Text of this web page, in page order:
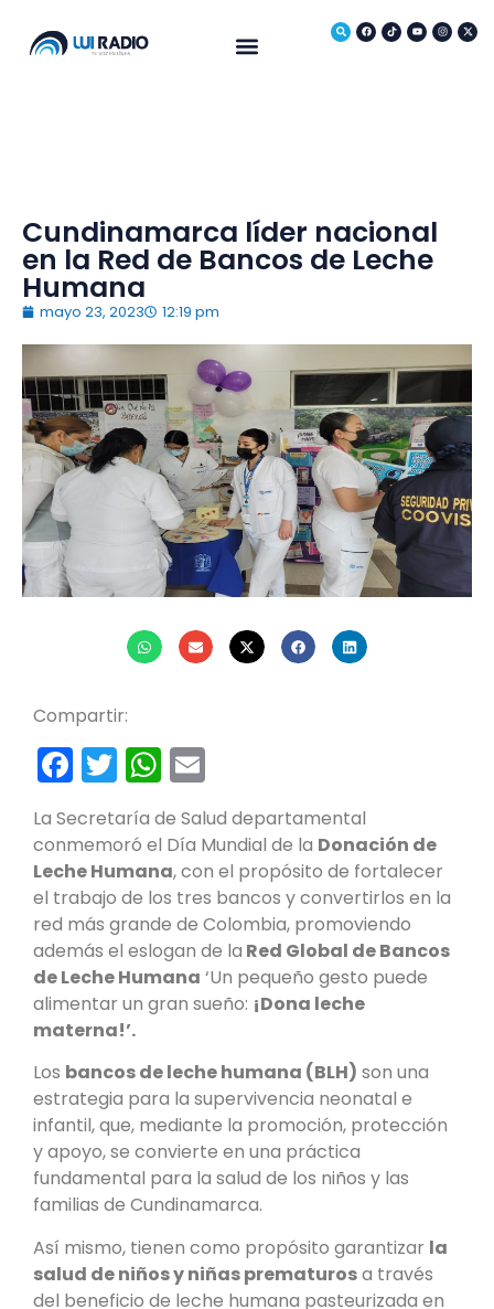
Cundinamarca líder nacional
en la Red de Bancos de Leche
Humana
mayo 23, 2023 12:19 pm
Compartir:
Facebook
TwitterWhatsApp
La Secretaría de Salud departamental
conmemoró el Día Mundial de la Donación de
Leche Humana, con el propósito de fortalecer
el trabajo de los tres bancos y convertirlos en la
red más grande de Colombia, promoviendo
además el eslogan de la Red Global de Bancos
de Leche Humana ‘Un pequeño gesto puede
alimentar un gran sueño: ¡Dona leche
materna!’.
Los bancos de leche humana (BLH) son una
estrategia para la supervivencia neonatal e
infantil, que, mediante la promoción, protección
y apoyo, se convierte en una práctica
fundamental para la salud de los niños y las
familias de Cundinamarca.
Así mismo, tienen como propósito garantizar la
salud de niños y niñas prematurosa través
del beneficio de leche humana pasteurizada en